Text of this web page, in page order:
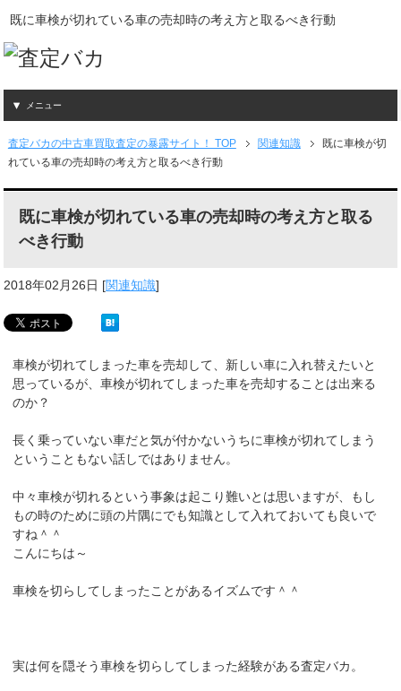
既に車検が切れている車の売却時の考え方と取るべき行動
メニュー
査定バカの中古車買取査定の暴露サイト！ TOP 関連知識
既に車検が切
れている車の売却時の考え方と取るべき行動
既に車検が切れている車の売却時の考え方と取る
べき行動
2018年02月26日 [関連知識]
車検が切れてしまった車を売却して、新しい車に入れ替えたいと
思っているが、車検が切れてしまった車を売却することは出来る
のか？
長く乗っていない車だと気が付かないうちに車検が切れてしまう
ということもない話しではありません。
中々車検が切れるという事象は起こり難いとは思いますが、もし
もの時のために頭の片隅にでも知識として入れておいても良いで
すね＾＾
こんにちは～
車検を切らしてしまったことがあるイズムです＾＾
実は何を隠そう車検を切らしてしまった経験がある査定バカ。